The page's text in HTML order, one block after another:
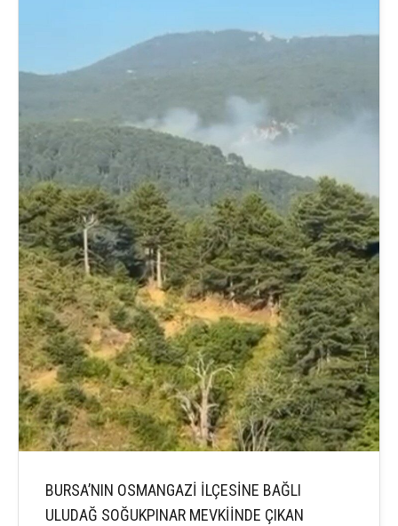
BURSA’NIN OSMANGAZİ İLÇESİNE BAĞLI
ULUDAĞ SOĞUKPINAR MEVKİİNDE ÇIKAN